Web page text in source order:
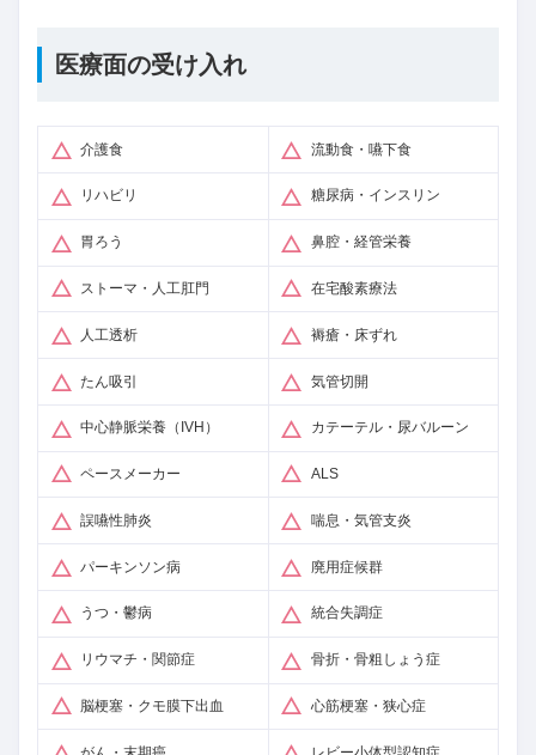
医療面の受け入れ
介護食 流動食・嚥下食
リハビリ 糖尿病・インスリン
胃ろう 鼻腔・経管栄養
ストーマ・人工肛門 在宅酸素療法
人工透析 褥瘡・床ずれ
たん吸引 気管切開
中心静脈栄養（IVH） カテーテル・尿バルーン
ペースメーカー ALS
誤嚥性肺炎 喘息・気管支炎
パーキンソン病 廃用症候群
うつ・鬱病 統合失調症
リウマチ・関節症 骨折・骨粗しょう症
脳梗塞・クモ膜下出血 心筋梗塞・狭心症